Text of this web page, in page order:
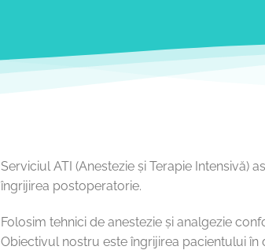
Serviciul ATI (Anestezie și Terapie
îngrijirea postoperatorie.
Folosim tehnici de anestezie și analgezie
Obiectivul nostru este îngrijirea pacientului